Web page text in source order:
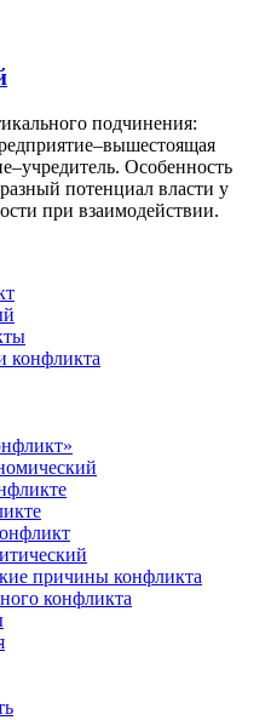
подчинения:
Особенность
потенциал власти у
при взаимодействии.
конфликта
причины конфликта
конфликта